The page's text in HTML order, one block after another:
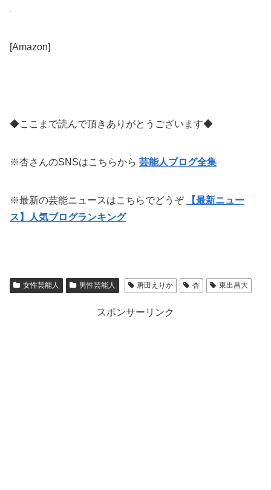
[Amazon]
◆ここまで読んで頂きありがとうございます◆
※杏さんのSNSはこちらから 芸能人ブログ全集
※最新の芸能ニュースはこちらでどうぞ
【最新ニュー
ス】人気ブログランキング
女性芸能人 男性芸能人 唐田えりか 杏 東出昌大
スポンサーリンク